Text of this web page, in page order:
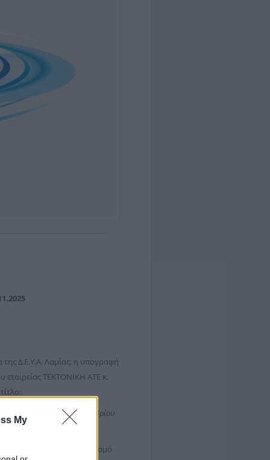
My
Δ.Ε.Υ.Α. Λαμίας, η υπογραφή
ΤΕΚΤΟΝΙΚΗ ΑΤΕ κ.
από τις πλημμύρες Σεπτεμβρίου
του 2025 με προϋπολογισμό